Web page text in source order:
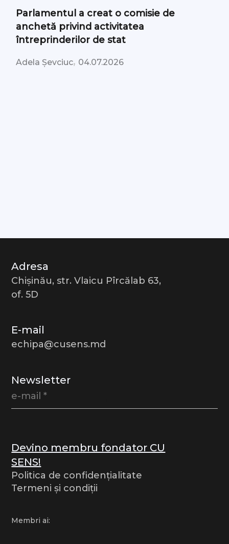
Parlamentul a creat o comisie de
anchetă privind activitatea
întreprinderilor de stat
Adela Șevciuc, 04.07.2026
Adresa
Chișinău, str. Vlaicu Pîrcălab 63,
of. 5D
E-mail
echipa@cusens.md
Newsletter
Devino membru fondator CU
SENS!
Politica de confidențialitate
Termeni și condiții
Membri ai: